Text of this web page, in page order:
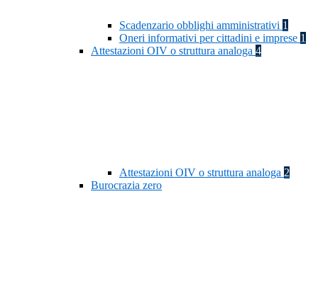
Scadenzario obblighi amministrativi 1
Oneri informativi per cittadini e imprese 1
Attestazioni OIV o struttura analoga 4
Attestazioni OIV o struttura analoga 2
Burocrazia zero